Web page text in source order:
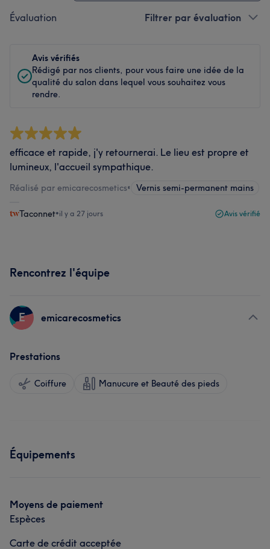
Évaluation Filtrer par évaluation
Avis vérifiés
Rédigé par nos clients, pour vous faire une idée de la
qualité du salon dans lequel vous souhaitez vous
rendre.
efficace et rapide, j'y retournerai. Le lieu est propre et
lumineux, l'accueil sympathique.
Réalisé par emicarecosmetics• Vernis semi-permanent mains
Taconnet•il y a 27 jours Avis vérifié
Rencontrez l'équipe
E emicarecosmetics
Prestations
Coiffure Manucure et Beauté des pieds
Équipements
Moyens de paiement
Espèces
Carte de crédit acceptée